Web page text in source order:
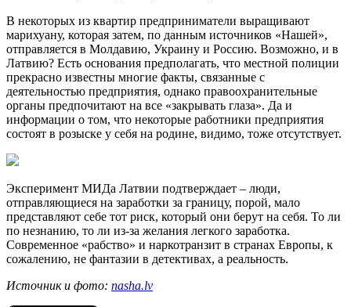
В некоторых из квартир предприниматели выращивают
марихуану, которая затем, по данным источников «Нашей»,
отправляется в Молдавию, Украину и Россию. Возможно, и в
Латвию? Есть основания предполагать, что местной полиции
прекрасно известны многие факты, связанные с
деятельностью предприятия, однако правоохранительные
органы предпочитают на все «закрывать глаза». Да и
информации о том, что некоторые работники предприятия
состоят в розыске у себя на родине, видимо, тоже отсутствует.
Эксперимент МИДа Латвии подтверждает – люди,
отправляющиеся на заработки за границу, порой, мало
представляют себе тот риск, который они берут на себя. То ли
по незнанию, то ли из-за желания легкого заработка.
Современное «рабство» и наркотранзит в странах Европы, к
сожалению, не фантазии в детективах, а реальность.
Источник и фото: nasha.lv